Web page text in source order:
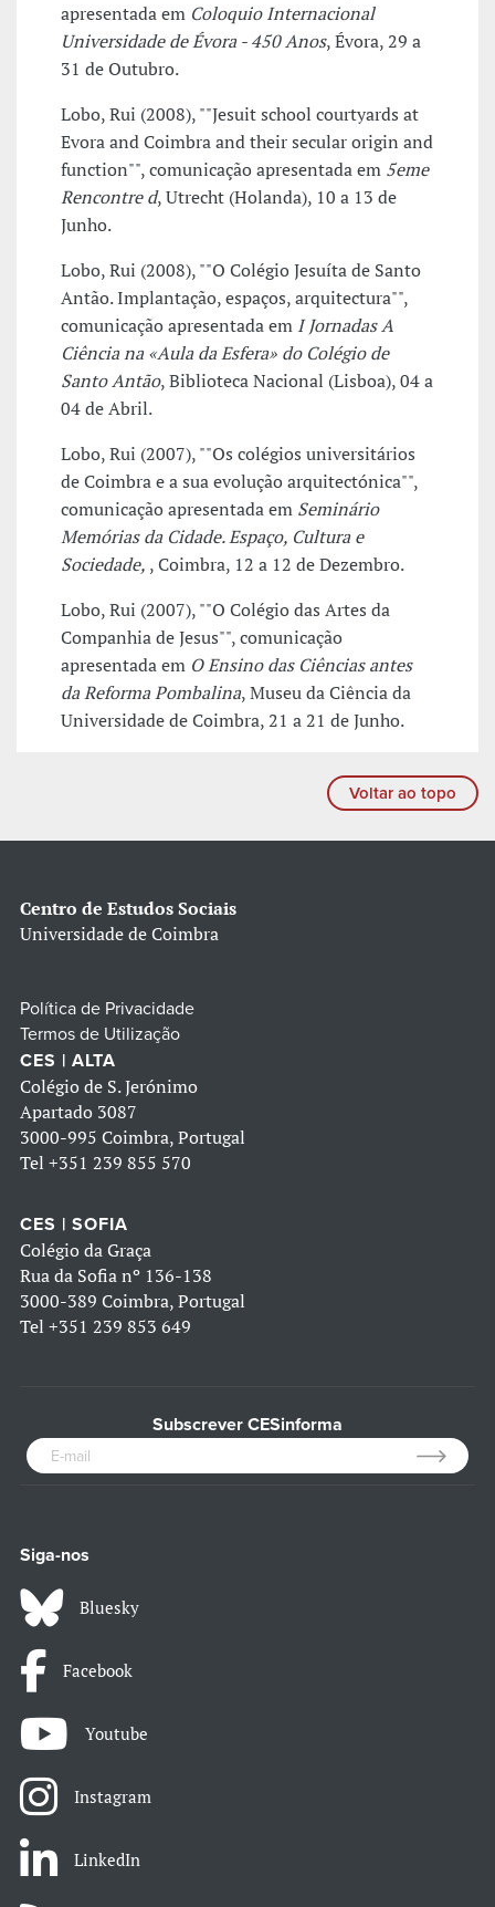
apresentada em Coloquio Internacional
Universidade de Évora - 450 Anos, Évora, 29 a
31 de Outubro.
Lobo, Rui (2008), ""Jesuit school courtyards at
Evora and Coimbra and their secular origin and
function"", comunicação apresentada em 5eme
Rencontre d, Utrecht (Holanda), 10 a 13 de
Junho.
Lobo, Rui (2008), ""O Colégio Jesuíta de Santo
Antão. Implantação, espaços, arquitectura"",
comunicação apresentada em I Jornadas A
Ciência na «Aula da Esfera» do Colégio de
Santo Antão, Biblioteca Nacional (Lisboa), 04 a
04 de Abril.
Lobo, Rui (2007), ""Os colégios universitários
de Coimbra e a sua evolução arquitectónica"",
comunicação apresentada em Seminário
Memórias da Cidade. Espaço, Cultura e
Sociedade, , Coimbra, 12 a 12 de Dezembro.
Lobo, Rui (2007), ""O Colégio das Artes da
Companhia de Jesus"", comunicação
apresentada em O Ensino das Ciências antes
da Reforma Pombalina, Museu da Ciência da
Universidade de Coimbra, 21 a 21 de Junho.
Voltar ao topo
Centro de Estudos Sociais
Universidade de Coimbra
Política de Privacidade
Termos de Utilização
CES | ALTA
Colégio de S. Jerónimo
Apartado 3087
3000-995 Coimbra, Portugal
Tel +351 239 855 570
CES | SOFIA
Colégio da Graça
Rua da Sofia nº 136-138
3000-389 Coimbra, Portugal
Tel +351 239 853 649
Subscrever CESinforma
Siga-nos
Bluesky
Facebook
Youtube
Instagram
LinkedIn